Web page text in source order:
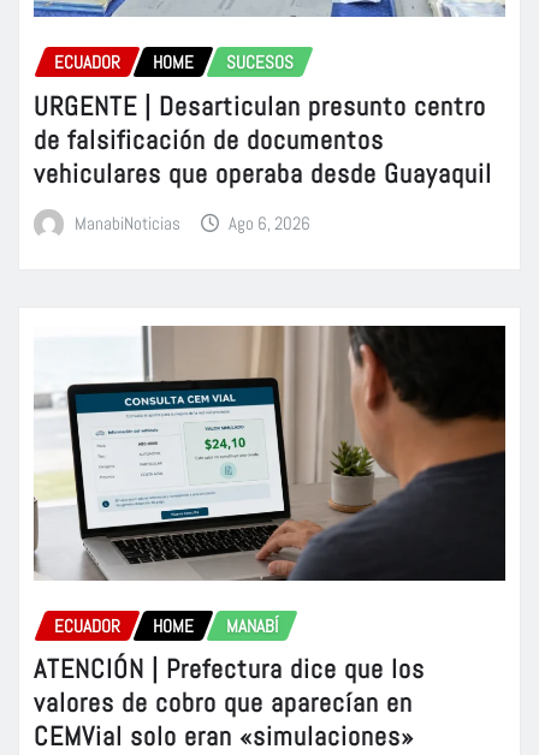
ECUADOR HOME SUCESOS
URGENTE | Desarticulan presunto centro
de falsificación de documentos
vehiculares que operaba desde Guayaquil
ManabiNoticias Ago 6, 2026
ECUADOR HOME MANABÍ
ATENCIÓN | Prefectura dice que los
valores de cobro que aparecían en
CEMVial solo eran «simulaciones»